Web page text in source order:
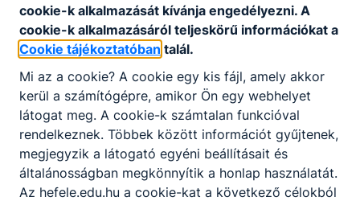
Szakmai Program 2020.pdf
Letöltés
Partnereink
cookie-k alkalmazását kívánja engedélyezni. A
cookie-k alkalmazásáról teljeskörű információkat a
Cookie tájékoztatóban talál.
Mi az a cookie? A cookie egy kis fájl, amely akkor
kerül a számítógépre, amikor Ön egy webhelyet
látogat meg. A cookie-k számtalan funkcióval
rendelkeznek. Többek között információt gyűjtenek,
megjegyzik a látogató egyéni beállításait és
általánosságban megkönnyítik a honlap használatát.
Az hefele.edu.hu a cookie-kat a következő célokból